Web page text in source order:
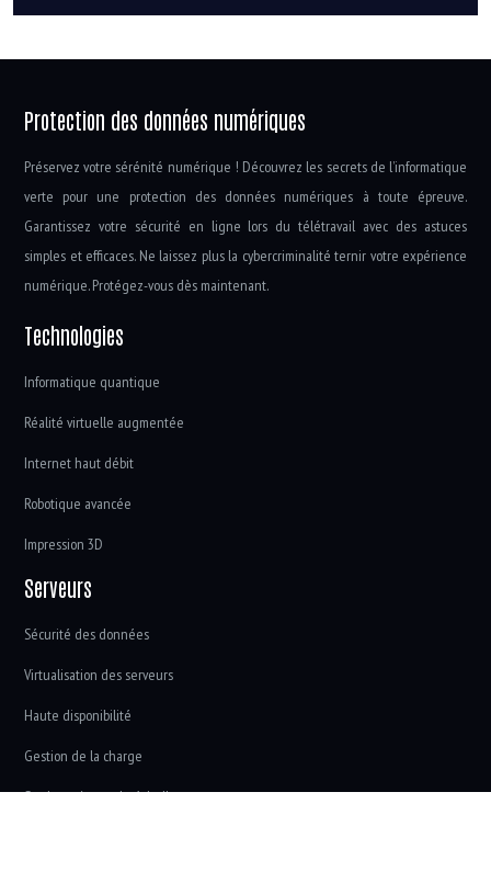
Protection des données numériques
Préservez votre sérénité numérique ! Découvrez les secrets de l’informatique
verte pour une protection des données numériques à toute épreuve.
Garantissez votre sécurité en ligne lors du télétravail avec des astuces
simples et efficaces. Ne laissez plus la cybercriminalité ternir votre expérience
numérique. Protégez-vous dès maintenant.
Technologies
Informatique quantique
Réalité virtuelle augmentée
Internet haut débit
Robotique avancée
Impression 3D
Serveurs
Sécurité des données
Virtualisation des serveurs
Haute disponibilité
Gestion de la charge
Stockage à grande échelle